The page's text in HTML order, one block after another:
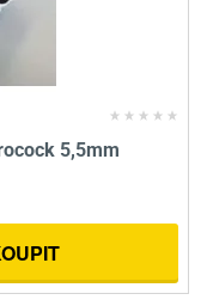
5,5mm